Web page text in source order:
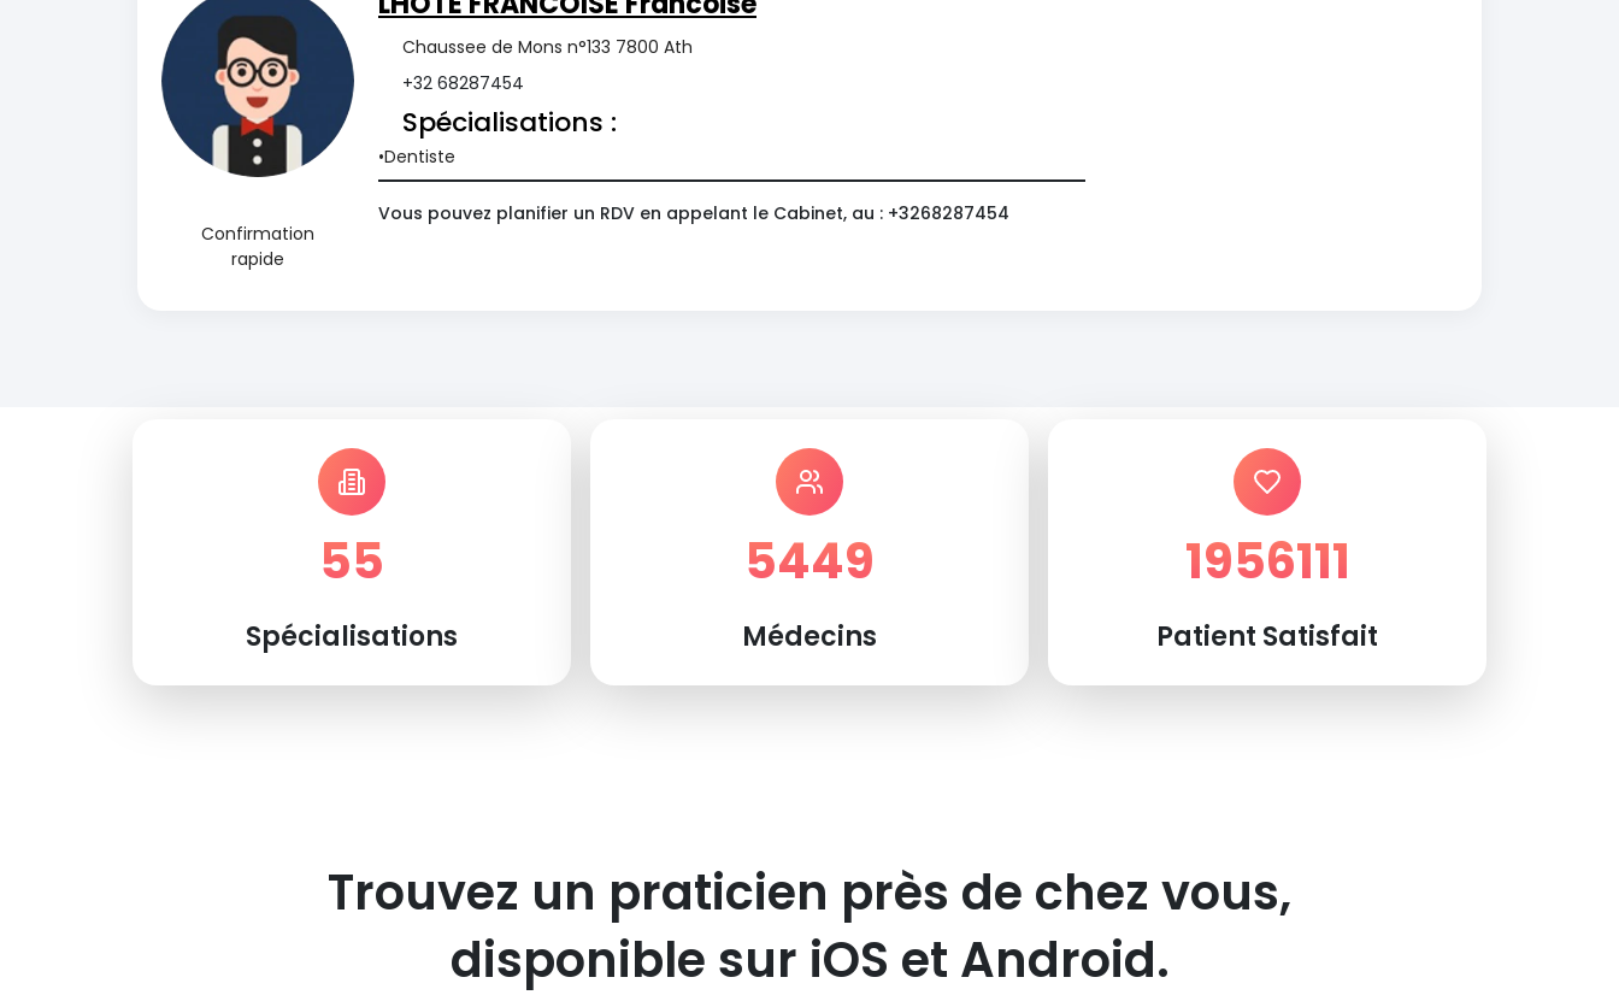
Confirmation
rapide
Chaussee de Mons n°133 7800 Ath
+32 68287454
Spécialisations :
Dentiste
Vous pouvez planifier un RDV en appelant le Cabinet, au : +3268287454
55
Spécialisations
5449
Médecins
1956111
Patient Satisfait
Trouvez un praticien près de chez vous,
disponible sur iOS et Android.